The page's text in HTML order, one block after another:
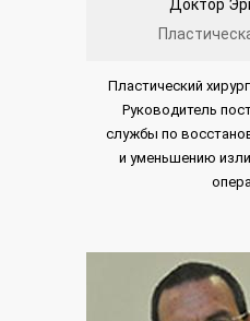
Доктор
Пластический
Руководитель
службы по
и уменьшению